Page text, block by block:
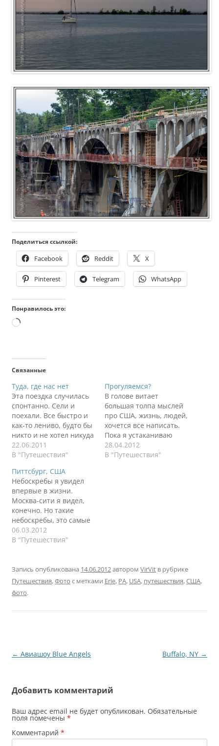
Поделиться ссылкой:
Facebook Reddit X
Pinterest Telegram WhatsApp
Понравилось это:
Загрузка…
Связанные
Туда, где нас нет
Эта поездка случилась
спонтанно. Сели и
поехали. Все быстро и
как-то лениво, будто бы
никто и не хотел никуда
ехать, но раз
предложили, то почему
делались не без
приключений. В брони
на booking.com не
спрашивают номер
паспорта и дату
рождения всех
проживающих, а
визовый центр…
22.06.2011
В "Путешествия"
Прогуляемся?
В голове витает
большая толпа мыслей
про США, жизнь, людей,
хочется все написать.
Пока я устаканиваю
самого себя, предлагаю
прогуляться по Чикаго.
28.04.2012
В "Путешествия"
Питтсбург, США
Небоскребы я увидел
впервые в жизни.
Москва-сити я видел,
конечно. Но такие
небоскребы, это самые
небоскребистые
небоскребы. Боюсь
Выходишь в центре
города из машины и
плюнуть некуда - одни
скребущие небо здания.
06.03.2012
В "Путешествия"
Запись опубликована 14.06.2012автором VirVit в рубрике
Путешествия,Фото с метками Erie, PA, USA, путешествия,США,
фото.
Навигация
← Авиашоу Blue Angels Buffalo, NY →
Добавить комментарий
Ваш адрес email не будет опубликован. Обязательные
поля помечены *
Комментарий *